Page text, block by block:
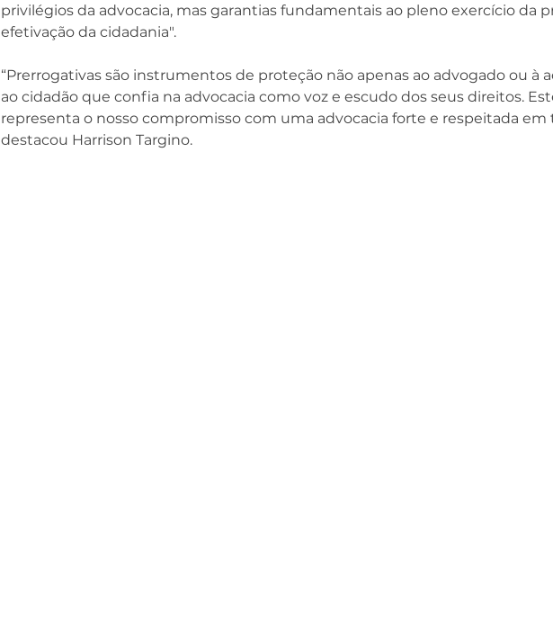
privilégios da advocacia, mas garantias fundamentais ao pleno exercício da
efetivação da cidadania".
“Prerrogativas são instrumentos de proteção não apenas ao advogado ou à
ao cidadão que confia na advocacia como voz e escudo dos seus direitos.
representa o nosso compromisso com uma advocacia forte e respeitada em
destacou Harrison Targino.